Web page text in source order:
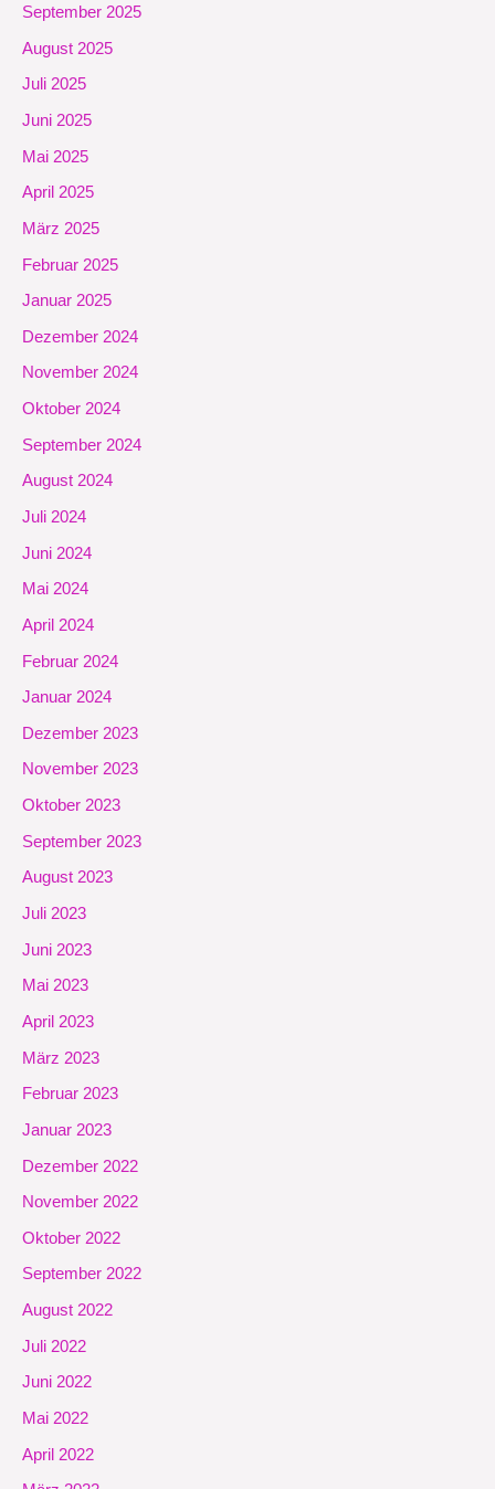
September 2025
August 2025
Juli 2025
Juni 2025
Mai 2025
April 2025
März 2025
Februar 2025
Januar 2025
Dezember 2024
November 2024
Oktober 2024
September 2024
August 2024
Juli 2024
Juni 2024
Mai 2024
April 2024
Februar 2024
Januar 2024
Dezember 2023
November 2023
Oktober 2023
September 2023
August 2023
Juli 2023
Juni 2023
Mai 2023
April 2023
März 2023
Februar 2023
Januar 2023
Dezember 2022
November 2022
Oktober 2022
September 2022
August 2022
Juli 2022
Juni 2022
Mai 2022
April 2022